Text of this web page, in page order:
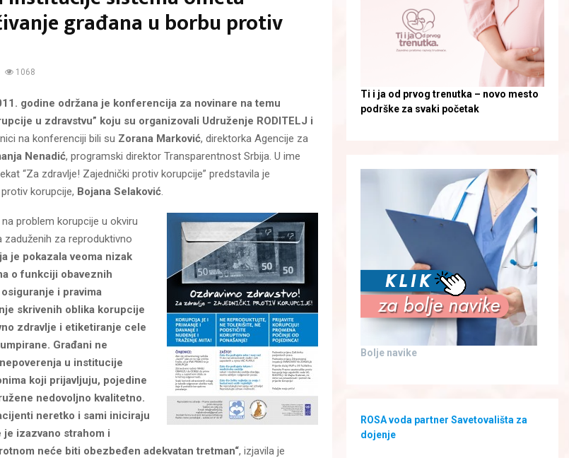
građana u borbu protiv
1068
godine održana je konferencija za novinare na temu
u zdravstvu” koju su organizovali Udruženje RODITELJ i
na konferenciji bili su Zorana Marković, direktorka Agencije za
Nenadić, programski direktor Transparentnost Srbija. U ime
“Za zdravlje! Zajednički protiv korupcije” predstavila je
korupcije, Bojana Selaković.
problem korupcije u okviru
za reproduktivno
je pokazala veoma nizak
o funkciji obaveznih
i pravima
skrivenih oblika korupcije
zdravlje i etiketiranje cele
Građani ne
u institucije
koji prijavljuju, pojedine
nedovoljno kvalitetno.
neretko i sami iniciraju
izazvano strahom i
neće biti obezbeđen adekvatan tretman“, izjavila je
Ti i ja od prvog trenutka – novo mesto
podrške za svaki početak
Bolje navike
ROSA voda partner Savetovališta za
dojenje